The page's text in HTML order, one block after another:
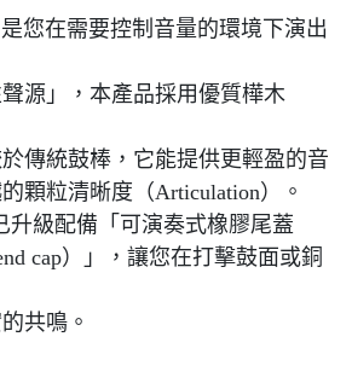
是您在需要控制音量的環境下演出
源」，本產品採用優質樺木
傳統鼓棒，它能提供更輕盈的音
顆粒清晰度（Articulation）。
升級配備「可演奏式橡膠尾蓋
cap）」，讓您在打擊鼓面或銅
共鳴。